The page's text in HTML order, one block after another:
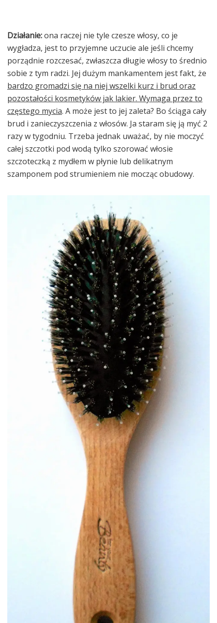
Działanie:ona raczej nie tyle czesze włosy, co je
wygładza, jest to przyjemne uczucie ale jeśli chcemy
porządnie rozczesać, zwłaszcza długie włosy to średnio
sobie z tym radzi. Jej dużym mankamentem jest fakt, że
bardzo gromadzi się na niej wszelki kurz i brud oraz
pozostałości kosmetyków jak lakier. Wymaga przez to
częstego mycia. A może jest to jej zaleta? Bo ściąga cały
brud i zanieczyszczenia z włosów. Ja staram się ją myć 2
razy w tygodniu. Trzeba jednak uważać, by nie moczyć
całej szczotki pod wodą tylko szorować włosie
szczoteczką z mydłem w płynie lub delikatnym
szamponem pod strumieniem nie mocząc obudowy.